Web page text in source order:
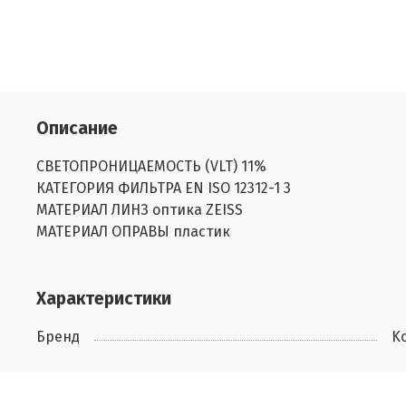
Описание
СВЕТОПРОНИЦАЕМОСТЬ (VLT) 11%
КАТЕГОРИЯ ФИЛЬТРА EN ISO 12312-1 3
МАТЕРИАЛ ЛИНЗ оптика ZEISS
МАТЕРИАЛ ОПРАВЫ пластик
Характеристики
Бренд